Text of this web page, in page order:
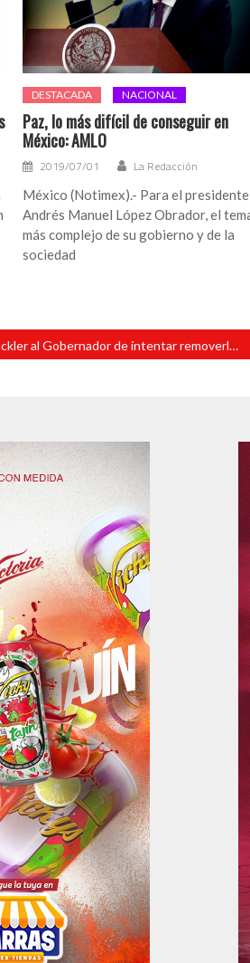
DESTACADA NACIONAL
Paz, lo más difícil de conseguir en
México: AMLO
2019/07/01 La Redacción
México (Notimex).- Para el presidente
Andrés Manuel López Obrador, el
más complejo de su gobierno y de la
sociedad
Acusa Winckler al Gobernador de intentar removerlo para poner fiscal a modo